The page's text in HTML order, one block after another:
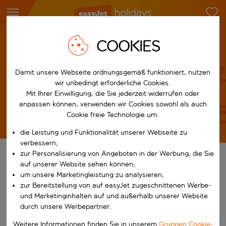
Sicherheit und Wohlbefinden Im Hotel
Im Hotel
Deinen Aufenthalt in einem
unserer vertrauenswürdigen
Hotels genießen
Unser Team für Kundensicherheit arbeitet hart mit unseren
vertrauenswürdigen Hotelpartnern zusammen, um
COOKIES
Damit unsere Webseite ordnungsgemäß funktioniert, nutzen
wir unbedingt erforderliche Cookies.
Mit Ihrer Einwilligung, die Sie jederzeit widerrufen oder
anpassen können, verwenden wir Cookies sowohl als auch
Cookie freie Technologie um:
die Leistung und Funktionalität unserer Webseite zu
verbessern;
zur Personalisierung von Angeboten in der Werbung, die Sie
auf unserer Website sehen können;
um unsere Marketingleistung zu analysieren;
zur Bereitstellung von auf easyJet zugeschnittenen Werbe-
und Marketinginhalten auf und außerhalb unserer Website
durch unsere Werbepartner.